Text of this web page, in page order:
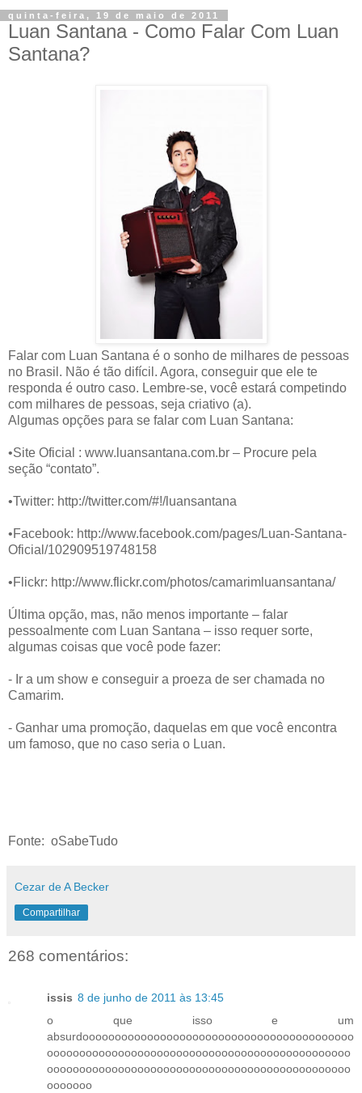
quinta-feira, 19 de maio de 2011
Luan Santana - Como Falar Com Luan
Santana?
Falar com Luan Santana é o sonho de milhares de pessoas
no Brasil. Não é tão difícil. Agora, conseguir que ele te
responda é outro caso. Lembre-se, você estará competindo
com milhares de pessoas, seja criativo (a).
Algumas opções para se falar com Luan Santana:
•Site Oficial : www.luansantana.com.br – Procure pela
seção “contato”.
•Twitter: http://twitter.com/#!/luansantana
•Facebook: http://www.facebook.com/pages/Luan-Santana-
Oficial/102909519748158
•Flickr: http://www.flickr.com/photos/camarimluansantana/
Última opção, mas, não menos importante – falar
pessoalmente com Luan Santana – isso requer sorte,
algumas coisas que você pode fazer:
- Ir a um show e conseguir a proeza de ser chamada no
Camarim.
- Ganhar uma promoção, daquelas em que você encontra
um famoso, que no caso seria o Luan.
Fonte: oSabeTudo
Cezar de A Becker
Compartilhar
268 comentários:
issis 8 de junho de 2011 às 13:45
o que isso e um
absurdoooooooooooooooooooooooooooooooooooooooooo
ooooooooooooooooooooooooooooooooooooooooooooooo
ooooooooooooooooooooooooooooooooooooooooooooooo
ooooooo